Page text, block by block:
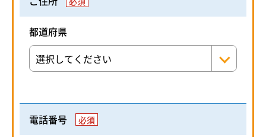
都道府県
電話番号 必須